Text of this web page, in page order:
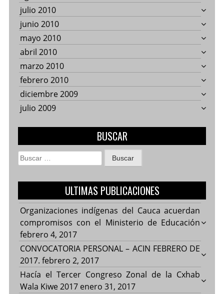
julio 2010
junio 2010
mayo 2010
abril 2010
marzo 2010
febrero 2010
diciembre 2009
julio 2009
BUSCAR
Buscar:
ULTIMAS PUBLICACIONES
Organizaciones indígenas del Cauca acuerdan
compromisos con el Ministerio de Educación
febrero 4, 2017
CONVOCATORIA PERSONAL – ACIN FEBRERO DE
2017. febrero 2, 2017
Hacía el Tercer Congreso Zonal de la Cxhab
Wala Kiwe 2017 enero 31, 2017